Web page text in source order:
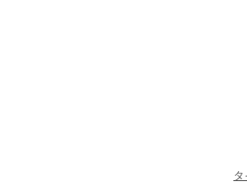
タ